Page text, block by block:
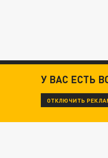
У ВАС ЕСТЬ
ОТКЛЮЧИТЬ